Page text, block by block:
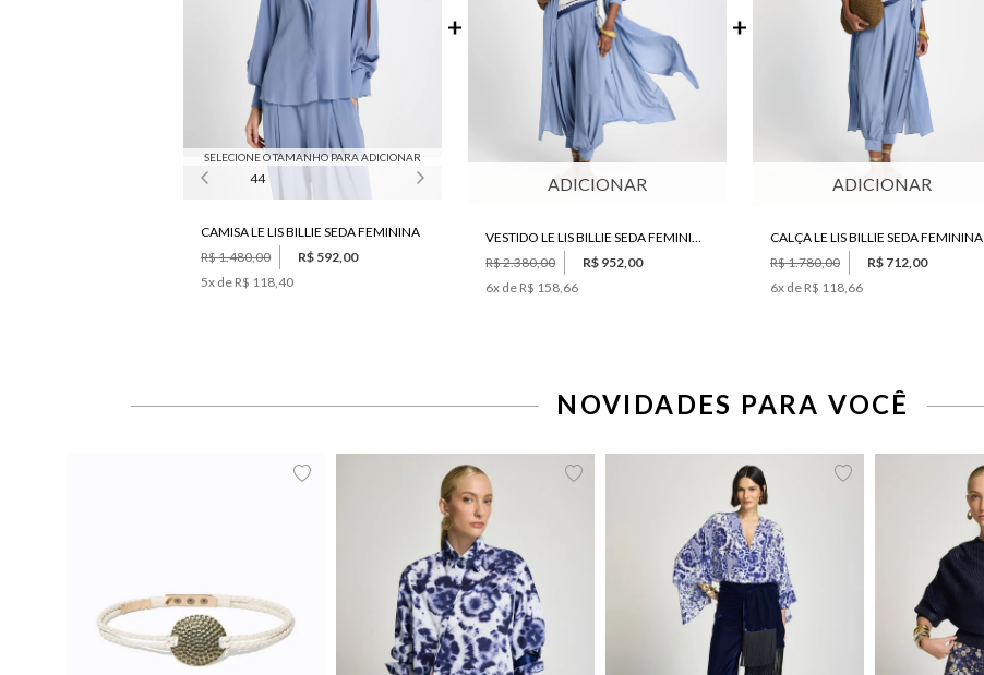
SELECIONE O TAMANHO PARA ADICIONAR
44
CAMISA LE LIS BILLIE SEDA FEMININA
R$ 1.480,00
R$ 592,00
5x de R$ 118,40
ADICIONAR
VESTIDO LE LIS BILLIE SEDA FEMININO
R$ 2.380,00
R$ 952,00
6x de R$ 158,66
ADICIONAR
CALÇA LE LIS BILLIE SEDA FEMININA
R$ 1.780,00
R$ 712,00
6x de R$ 118,66
NOVIDADES PARA VOCÊ